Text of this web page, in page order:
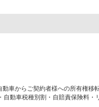
車からご契約者様への所有権移
動車税種別割・自賠責保険料・